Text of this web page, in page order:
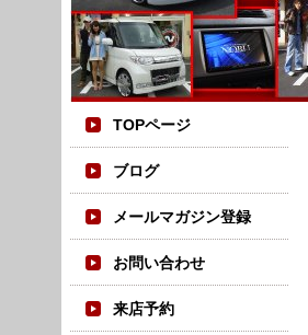
TOPページ
ブログ
メールマガジン登録
お問い合わせ
来店予約